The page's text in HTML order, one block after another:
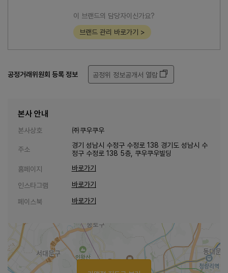
이 브랜드의 담당자이신가요?
브랜드 관리 바로가기 >
공정거래위원회 등록 정보 공정위 정보공개서 열람
본사 안내
본사상호 ㈜쿠우쿠우
주소
경기 성남시 수정구 수정로 138 경기도 성남시 수
정구 수정로 138 5층, 쿠우쿠우빌딩
홈페이지
바로가기
인스타그램 바로가기
페이스북 바로가기